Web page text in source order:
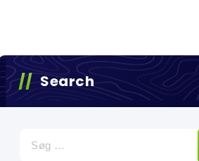
Search
efter: